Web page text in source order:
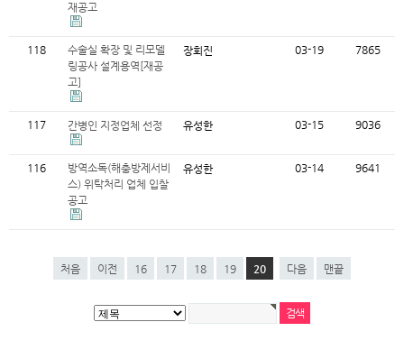
재공고
118
수술실 확장 및 리모델
링공사 설계용역[재공
고]
장회진 03-19 7865
117 간병인 지정업체 선정 유성한 03-15 9036
116
방역소독(해충방제서비
스) 위탁처리 업체 입찰
공고
유성한 03-14 9641
처음 이전 16 17 18 19 20 다음 맨끝